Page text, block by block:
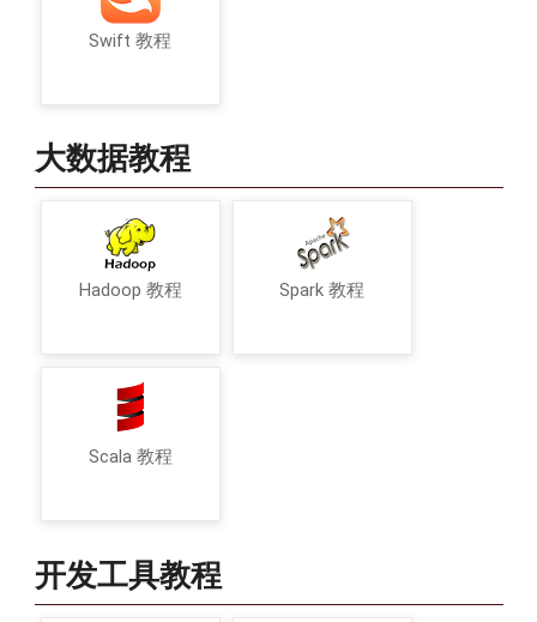
Swift 教程
大数据教程
Hadoop 教程 Spark 教程
Scala 教程
开发工具教程